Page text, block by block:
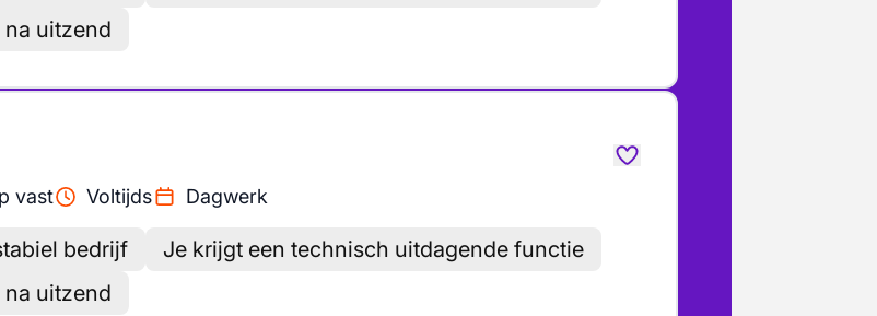
uitzend
vast Voltijds Dagwerk
bedrijf
Je krijgt een technisch uitdagende functie
uitzend